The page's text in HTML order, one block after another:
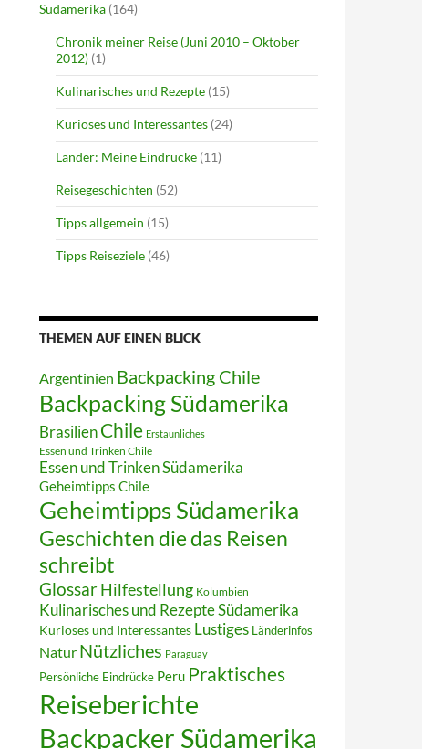
Südamerika (164)
Chronik meiner Reise (Juni 2010 – Oktober
2012) (1)
Kulinarisches und Rezepte (15)
Kurioses und Interessantes (24)
Länder: Meine Eindrücke (11)
Reisegeschichten (52)
Tipps allgemein (15)
Tipps Reiseziele (46)
THEMEN AUF EINEN BLICK
Argentinien Backpacking Chile
Backpacking Südamerika
Brasilien Chile Erstaunliches
Essen und Trinken Chile
Essen und Trinken Südamerika
Geheimtipps Chile
Geheimtipps Südamerika
Geschichten die das Reisen
schreibt
GlossarHilfestellung Kolumbien
Kulinarisches und Rezepte Südamerika
Kurioses und Interessantes Lustiges Länderinfos
Natur Nützliches Paraguay
Persönliche Eindrücke Peru Praktisches
Reiseberichte
Backpacker Südamerika